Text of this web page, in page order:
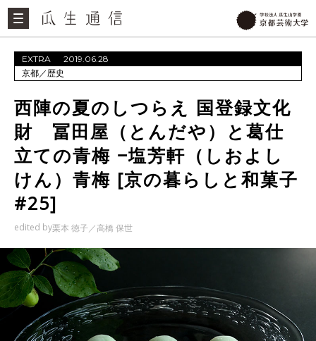
EXTRA 2019.06.28
京都／歴史
西陣の夏のしつらえ 国登録文化
財 冨田屋（とんだや）と葛仕
立ての青梅 −塩芳軒（しおよし
けん）青梅 [京の暮らしと和菓子
#25]
edited by栗本 徳子 高橋 保世